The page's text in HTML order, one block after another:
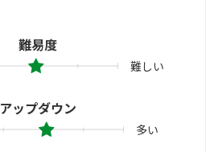
難易度
難しい
アップダウン
多い